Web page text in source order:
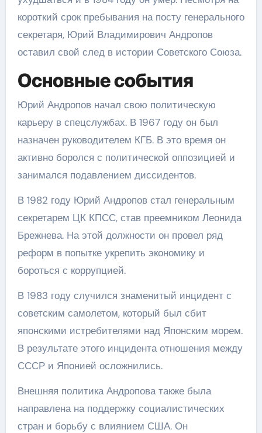
короткий срок пребывания на посту генерального
секретаря, Юрий Владимирович Андропов
оставил свой след в истории Советского Союза.
Основные события
Юрий Андропов начал свою политическую
карьеру в спецслужбах. В 1967 году он был
назначен руководителем КГБ. В это время он
активно боролся с политической оппозицией и
занимался подавлением диссидентов.
В 1982 году Юрий Андропов стал генеральным
секретарем ЦК КПСС, став преемником Леонида
Брежнева. На этой должности он провел ряд
реформ в попытке укрепить экономику и
бороться с коррупцией.
В 1983 году случился знаменитый инцидент с
советским самолетом, который был сбит
японскими истребителями над Японским морем.
В результате этого инцидента отношения между
СССР и Японией осложнились.
Внешняя политика Андропова также была
направлена на поддержку социалистических
стран и борьбу с влиянием США. Он